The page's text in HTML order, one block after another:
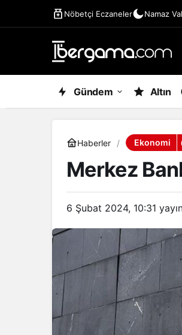
Nöbetçi Eczaneler Namaz
Gündem Altın
Haberler Ekonomi
Merkez
6 Şubat 2024, 10:31